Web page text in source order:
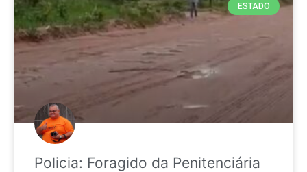
ESTADO
Policia: Foragido da Penitenciária